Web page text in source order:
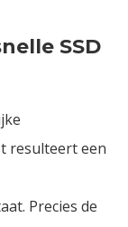
SSD
resulteert een
Precies de